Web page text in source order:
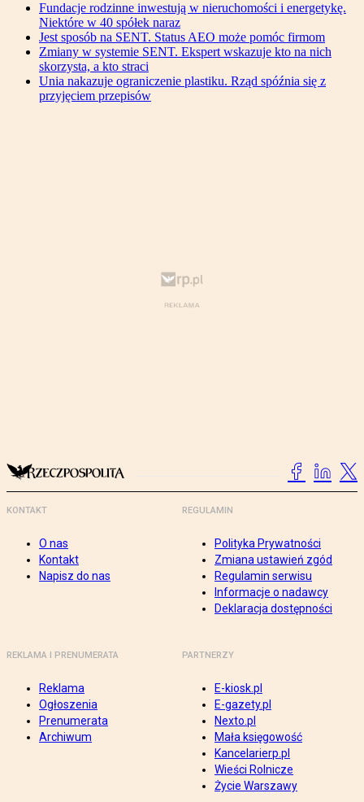
Fundacje rodzinne inwestują w nieruchomości i energetykę.
Niektóre w 40 spółek naraz
Jest sposób na SENT. Status AEO może pomóc firmom
Zmiany w systemie SENT. Ekspert wskazuje kto na nich
skorzysta, a kto straci
Unia nakazuje ograniczenie plastiku. Rząd spóźnia się z
przyjęciem przepisów
KONTAKT
O nas
Kontakt
Napisz do nas
REGULAMIN
Polityka Prywatności
Zmiana ustawień zgód
Regulamin serwisu
Informacje o nadawcy
Deklaracja dostępności
REKLAMA I PRENUMERATA
Reklama
Ogłoszenia
Prenumerata
Archiwum
PARTNERZY
E-kiosk.pl
E-gazety.pl
Nexto.pl
Mała księgowość
Kancelarierp.pl
Wieści Rolnicze
Życie Warszawy